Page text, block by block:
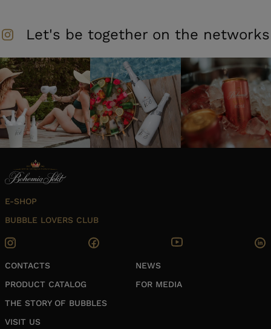
Let's be together on the networks
E-SHOP
BUBBLE LOVERS CLUB
CONTACTS
PRODUCT CATALOG
THE STORY OF BUBBLES
VISIT US
NEWS
FOR MEDIA